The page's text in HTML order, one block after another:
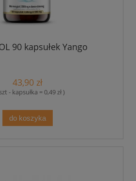
90 kapsułek Yango
43,90 zł
- kapsułka = 0,49 zł )
do koszyka